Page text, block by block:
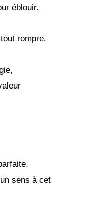
éblouir.
rompre.
sens à cet